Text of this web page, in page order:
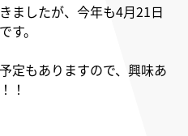
ましたが、今年も4月21日
す。
定もありますので、興味あ
！